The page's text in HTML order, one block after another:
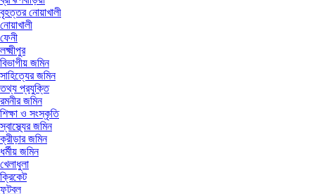
বৃহত্তর নোয়াখালী
নোয়াখালী
ফেনী
লক্ষ্মীপুর
বিভাগীয় জমিন
সাহিত্যের জমিন
তথ্য প্রযুক্তি
রমনীর জমিন
শিক্ষা ও সংস্কৃতি
স্বাস্থ্যের জমিন
ক্রীড়ার জমিন
ধর্মীয় জমিন
খেলাধুলা
ক্রিকেট
ফুটবল